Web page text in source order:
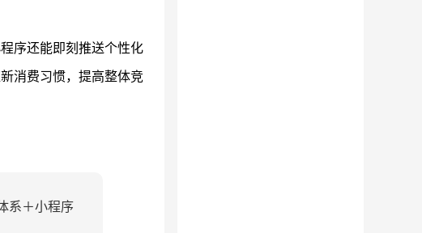
序还能即刻推送个性化
消费习惯，提高整体竞
系＋小程序